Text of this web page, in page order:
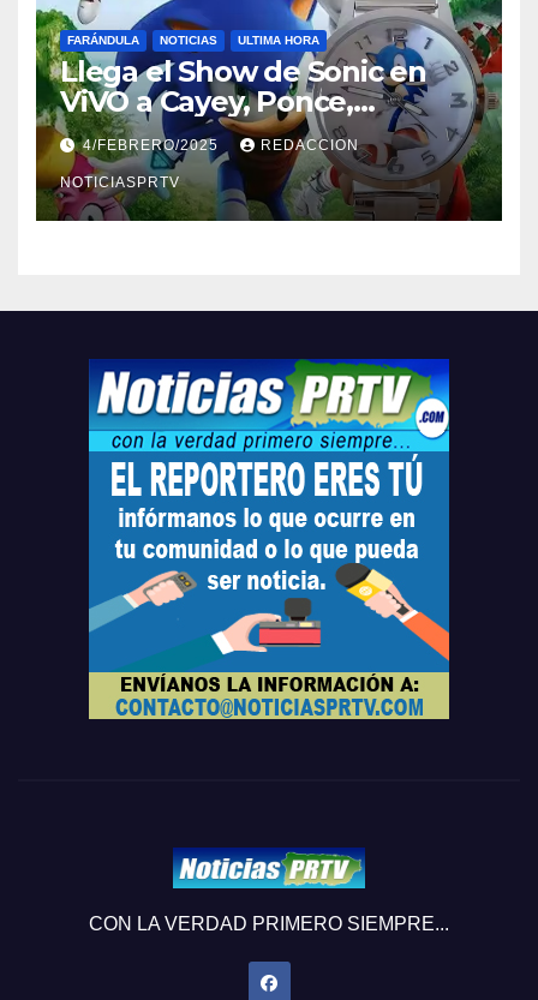
FARÁNDULA NOTICIAS ULTIMA HORA
Llega el Show de Sonic en
ViVO a Cayey, Ponce,
Barceloneta y Humacao,
Relojes gratis para el que
compre ahora….
4/FEBRERO/2025 REDACCION
NOTICIASPRTV
CON LA VERDAD PRIMERO SIEMPRE...